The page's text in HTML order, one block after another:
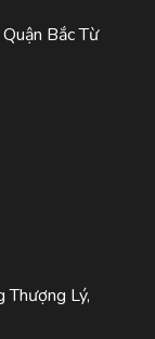
Bắc Từ
Lý,